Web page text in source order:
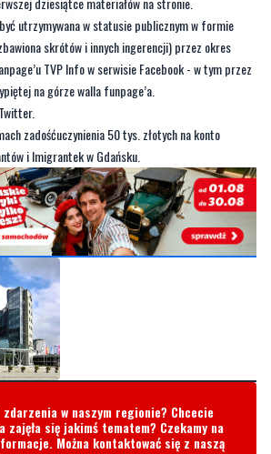
utrzymywana w statusie publicznym w formie
skrótów i innych ingerencji) przez okres
TVP Info w serwisie Facebook - w tym przez
na górze walla funpage’a.
zadośćuczynienia 50 tys. złotych na konto
i Imigrantek w Gdańsku.
w naszym regionie? Chcecie
zajęła się jakimś tematem? Czekamy na
Można kontaktować się z naszą